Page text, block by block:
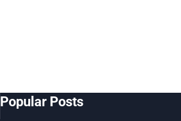
Popular Posts